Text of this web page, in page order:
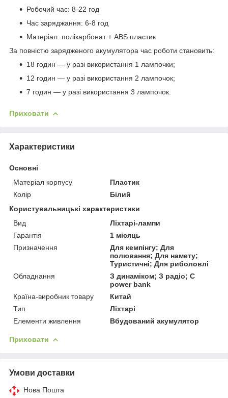
Робочий час: 8-22 год
Час заряджання: 6-8 год
Матеріал: полікарбонат + ABS пластик
За повністю зарядженого акумулятора час роботи становить:
18 годин — у разі використання 1 лампочки;
12 годин — у разі використання 2 лампочок;
7 годин — у разі використання 3 лампочок.
Приховати
Характеристики
Основні
Матеріал корпусу
Пластик
Колір
Білий
Користувальницькі характеристики
Вид
Ліхтарі-лампи
Гарантія
1 місяць
Призначення
Для кемпінгу; Для
полювання; Для намету;
Туристичні; Для риболовлі
Обладнання
З динаміком; З радіо; С
power bank
Країна-виробник товару
Китай
Тип
Ліхтарі
Елементи живлення
Вбудований акумулятор
Приховати
Умови доставки
Нова Пошта